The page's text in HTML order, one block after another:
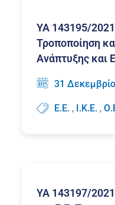
ΥΑ 143195/
Τροποποίηση
Ανάπτυξης και
31
Ε.Ε. , Ι.Κ.Ε. ,
ΥΑ 143197/